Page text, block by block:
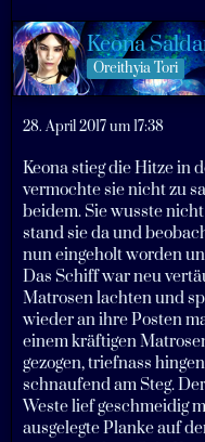
Keona
Oreithyia Tori
28. April 2017 um 17:38
Keona stieg die Hitze in
vermochte sie nicht zu
beidem. Sie wusste
stand sie da und
nun eingeholt worden
Das Schiff war neu
Matrosen lachten und
wieder an ihre Posten
einem kräftigen
gezogen, triefnass
schnaufend am Steg.
Weste lief geschmeidig
ausgelegte Planke auf